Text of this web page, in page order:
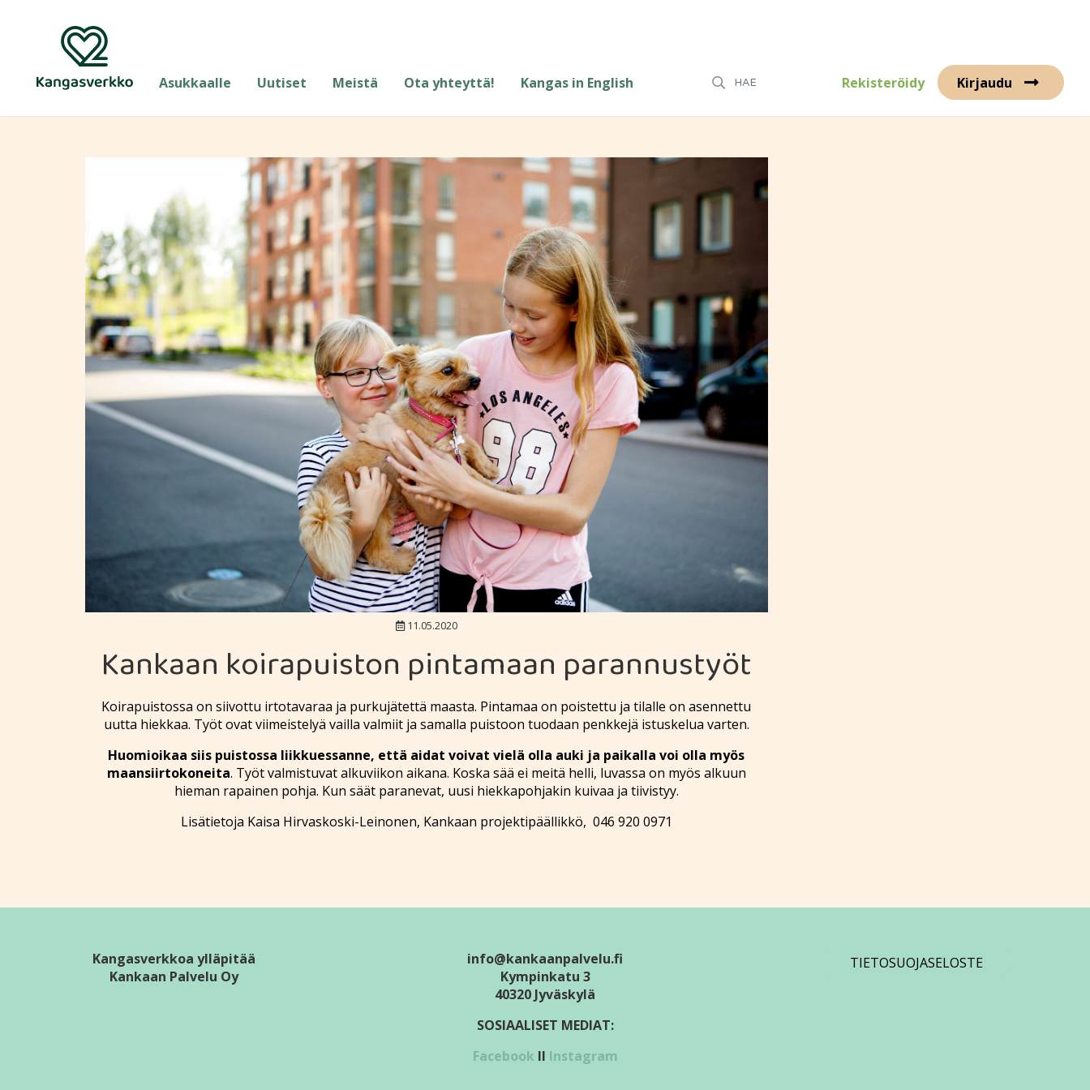
Asukkaalle Uutiset Meistä Ota yhteyttä! Kangas in English Rekisteröidy Kirjaudu
11.05.2020
Kankaan koirapuiston pintamaan parannustyöt
Koirapuistossa on siivottu irtotavaraa ja purkujätettä maasta. Pintamaa on poistettu ja tilalle on asennettu
uutta hiekkaa. Työt ovat viimeistelyä vailla valmiit ja samalla puistoon tuodaan penkkejä istuskelua varten.
Huomioikaa siis puistossa liikkuessanne, että aidat voivat vielä olla auki ja paikalla voi olla myös
maansiirtokoneita. Työt valmistuvat alkuviikon aikana. Koska sää ei meitä helli, luvassa on myös alkuun
hieman rapainen pohja. Kun säät paranevat, uusi hiekkapohjakin kuivaa ja tiivistyy.
Lisätietoja Kaisa Hirvaskoski-Leinonen, Kankaan projektipäällikkö, 046 920 0971
Kangasverkkoa ylläpitää
Kankaan Palvelu Oy
info@kankaanpalvelu.fi
Kympinkatu 3
40320 Jyväskylä
SOSIAALISET MEDIAT:
Facebook II Instagram
TIETOSUOJASELOSTE